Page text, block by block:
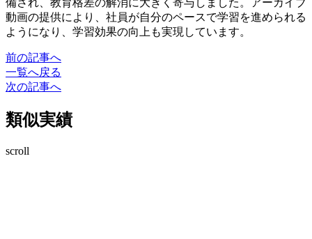
動画の提供により、社員が自分のペースで学習を進められる
ようになり、学習効果の向上も実現しています。
前の記事へ
一覧へ戻る
次の記事へ
類似実績
scroll